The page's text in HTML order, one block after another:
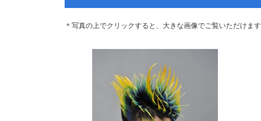
＊写真の上でクリックすると、大きな画像でご覧いただけます